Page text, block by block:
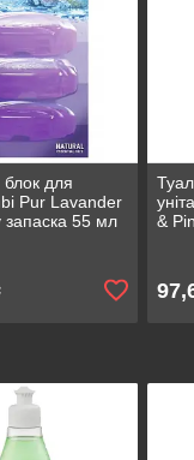
для
Pur Lavander
запаска 55 мл
&